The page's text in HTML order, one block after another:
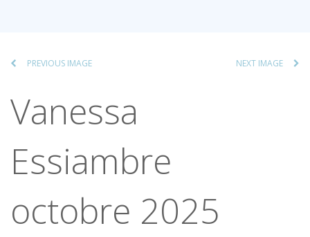
PREVIOUS IMAGE NEXT IMAGE
Vanessa
Essiambre
octobre 2025